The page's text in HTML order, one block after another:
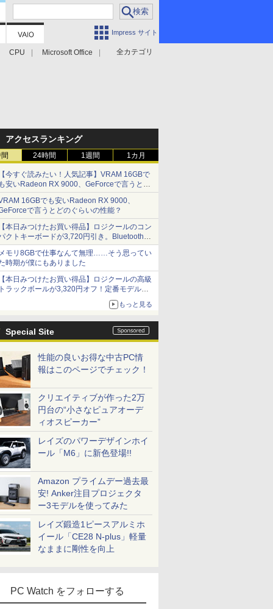
Impress サイト
全カテゴリ
CPU Microsoft Office
アクセスランキング
24時間 1週間 1カ月
今すぐ読みたい！人気記事】VRAM 16GBで
安いRadeon RX 9000、GeForceで言うとど
ぐらいの性能？ - PC Watch
16GBでも安いRadeon RX 9000、
で言うとどのぐらいの性能？
本日みつけたお買い得品】ロジクールのコン
クトキーボードが3,720円引き。Bluetoothで3
接続対応
モリ8GBで仕事なんて無理……そう思ってい
時期が僕にもありました
本日みつけたお買い得品】ロジクールの高級
ラックボールが3,320円オフ！定番モデルも
もっと見る
Special Site
性能の良いお得な中古PC情
報はこのページでチェック！
クリエイティブが作った2万
円台の“小さなピュアオーデ
ィオスピーカー”
レイズのパワーデザインホイ
ール「M6」に新色登場!!
Amazon プライムデー過去最
安! Anker注目プロジェクタ
ー3モデルを使ってみた
レイズ鍛造1ピースアルミホ
イール「CE28 N-plus」軽量
なままに剛性を向上
PC Watch をフォローする